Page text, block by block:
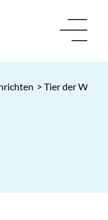
> Tier der Woche